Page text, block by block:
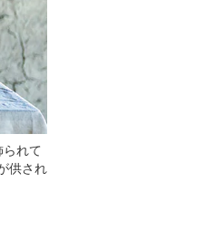
れて
供され